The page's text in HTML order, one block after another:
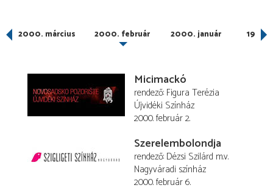
2000. március 2000. február 2000. január 1999.
Micimackó
rendező Figura Terézia
Újvidéki Színház
2000. február 2.
Szerelembolondja
rendező Dézsi Szilárd m.v.
Nagyváradi színház
2000. február 6.